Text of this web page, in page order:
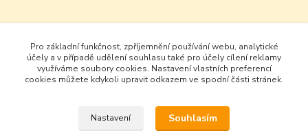
Pro základní funkčnost, zpříjemnění používání webu, analytické
účely a v případě udělení souhlasu také pro účely cílení reklamy
využíváme soubory cookies. Nastavení vlastních preferencí
cookies můžete kdykoli upravit odkazem ve spodní části stránek.
Nastavení Souhlasím